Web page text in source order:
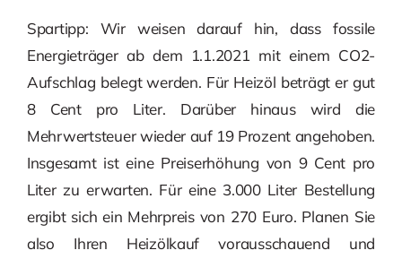
Spartipp: Wir weisen darauf hin, dass fossile
Energieträger ab dem 1.1.2021 mit einem CO2-
Aufschlag belegt werden. Für Heizöl beträgt er gut
8 Cent pro Liter. Darüber hinaus wird die
Mehrwertsteuer wieder auf 19 Prozent angehoben.
Insgesamt ist eine Preiserhöhung von 9 Cent pro
Liter zu erwarten. Für eine 3.000 Liter Bestellung
ergibt sich ein Mehrpreis von 270 Euro. Planen Sie
also Ihren Heizölkauf vorausschauend und